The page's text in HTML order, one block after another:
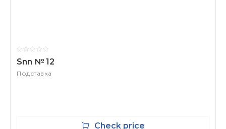
Snn № 12
Подставка
Check price